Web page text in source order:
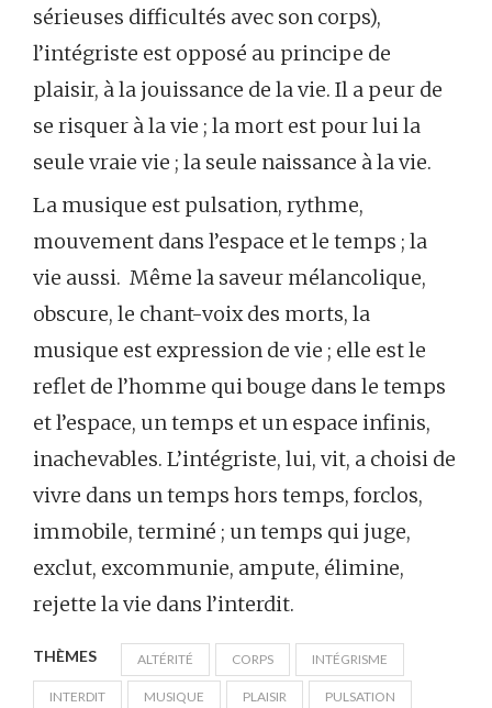
sérieuses difficultés avec son corps),
l’intégriste est opposé au principe de
plaisir, à la jouissance de la vie. Il a peur de
se risquer à la vie ; la mort est pour lui la
seule vraie vie ; la seule naissance à la vie.
La musique est pulsation, rythme,
mouvement dans l’espace et le temps ; la
vie aussi. Même la saveur mélancolique,
obscure, le chant-voix des morts, la
musique est expression de vie ; elle est le
reflet de l’homme qui bouge dans le temps
et l’espace, un temps et un espace infinis,
inachevables. L’intégriste, lui, vit, a choisi de
vivre dans un temps hors temps, forclos,
immobile, terminé ; un temps qui juge,
exclut, excommunie, ampute, élimine,
rejette la vie dans l’interdit.
THÈMES ALTÉRITÉ CORPS INTÉGRISME
INTERDIT MUSIQUE PLAISIR PULSATION